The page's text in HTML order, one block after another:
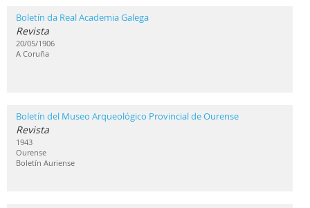
Boletín da Real Academia Galega
Revista
20/05/1906
A Coruña
Boletín del Museo Arqueológico Provincial de Ourense
Revista
1943
Ourense
Boletín Auriense